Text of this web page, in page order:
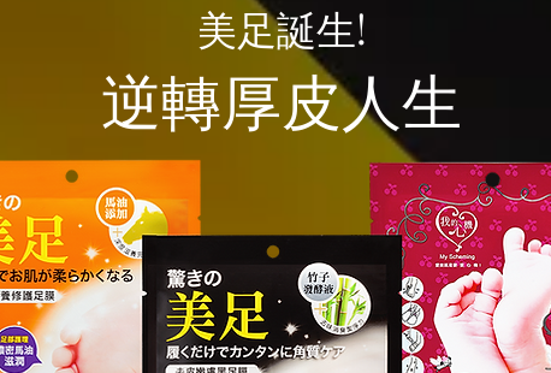
美足誕生!
逆轉厚皮人生